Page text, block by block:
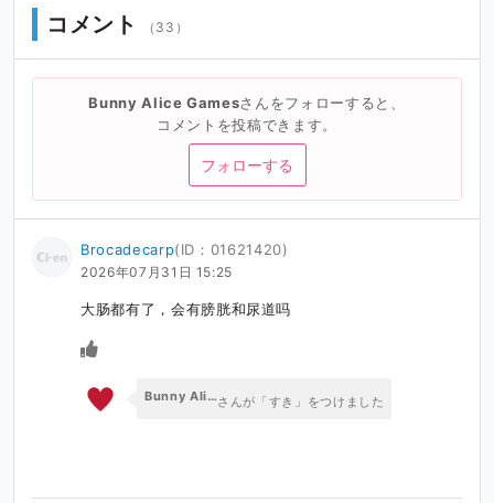
コメント （33）
Bunny Alice Gamesさんをフォローすると、
コメントを投稿できます。
フォローする
Brocadecarp(ID：01621420)
2026年07月31日 15:25
大肠都有了，会有膀胱和尿道吗
Bunny Alice Gamesさんが「すき」をつけました